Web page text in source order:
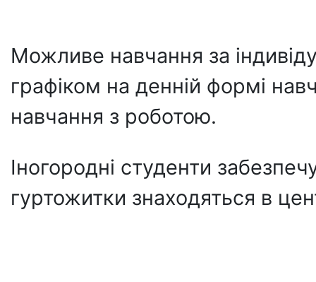
Можливе навчання за
графіком на денній формі
навчання з роботою.
Іногородні студенти
гуртожитки знаходяться в